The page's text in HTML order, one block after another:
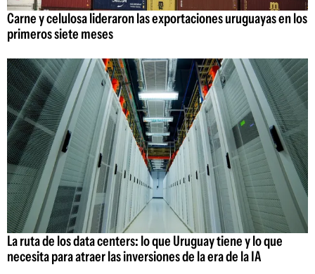
Carne y celulosa lideraron las exportaciones uruguayas en los
primeros siete meses
La ruta de los data centers: lo que Uruguay tiene y lo que
necesita para atraer las inversiones de la era de la IA